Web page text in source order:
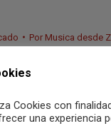
Por Musica desde
Autor: Musica
Cookies con
una experiencia